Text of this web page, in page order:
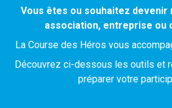
Vous êtes ou souhaitez
association, entreprise ou
La Course des Héros vous
Découvrez ci-dessous les outils et
préparer votre